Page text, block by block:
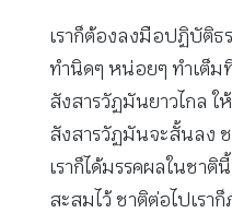
เราก็ต้องลงมือปฏิบัติธ
ทำนิดๆ หน่อยๆ ทำเต็ม
สังสารวัฏมันยาวไกล
สังสารวัฏมันจะสั้นลง
เราก็ได้มรรคผลในชา
สะสมไว้ ชาติต่อไปเรา